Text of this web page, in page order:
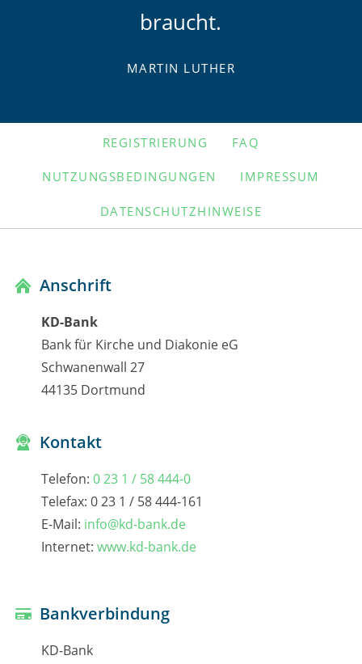
braucht.
MARTIN LUTHER
NAVIGATION
REGISTRIERUNG FAQ
NUTZUNGSBEDINGUNGEN IMPRESSUM
DATENSCHUTZHINWEISE
Anschrift
KD-Bank
Bank für Kirche und Diakonie eG
Schwanenwall 27
44135 Dortmund
Kontakt
Telefon: 0 23 1 / 58 444-0
Telefax: 0 23 1 / 58 444-161
E-Mail: info@kd-bank.de
Internet: www.kd-bank.de
Bankverbindung
KD-Bank